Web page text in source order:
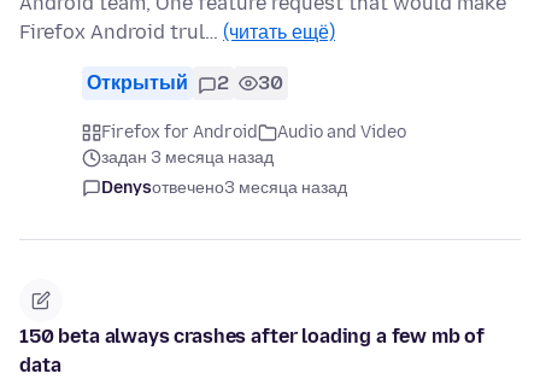
Firefox Android trul… (читать ещё)
Открытый 2 30
Firefox for Android
Audio and Video
задан 3 месяца назад
Denysотвечено3 месяца назад
150 beta always crashes after loading a few mb of
data